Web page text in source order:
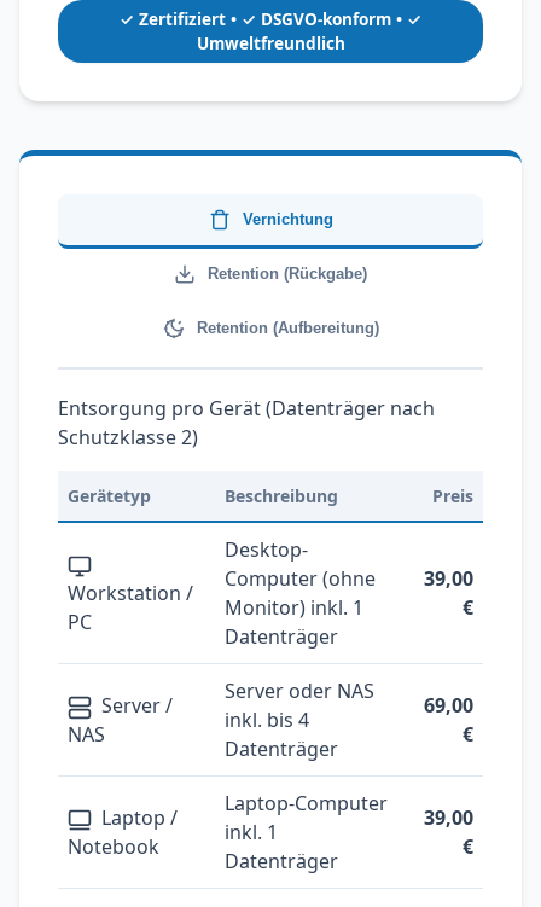
✓ Zertifiziert • ✓ DSGVO-konform • ✓
Umweltfreundlich
Vernichtung
Retention (Rückgabe)
Retention (Aufbereitung)
Entsorgung pro Gerät (Datenträger nach
Schutzklasse 2)
Gerätetyp Beschreibung Preis
Workstation /
PC
Desktop-
Computer (ohne
Monitor) inkl. 1
Datenträger
39,00
€
Server /
NAS
Server oder NAS
inkl. bis 4
Datenträger
69,00
€
Laptop /
Notebook
Laptop-Computer
inkl. 1
Datenträger
39,00
€